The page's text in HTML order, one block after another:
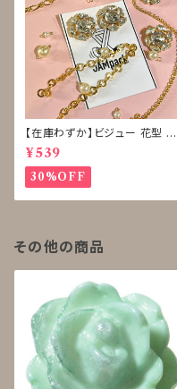
【在庫わずか】ビジュー 花型 ボ
タン 再販なし
¥539
30%OFF
その他の商品